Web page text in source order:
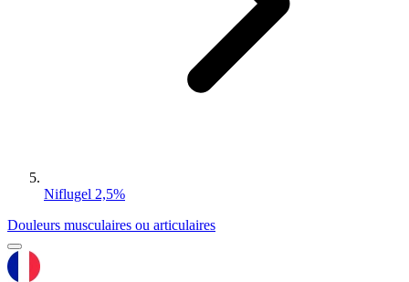
Niflugel 2,5%
Douleurs musculaires ou articulaires